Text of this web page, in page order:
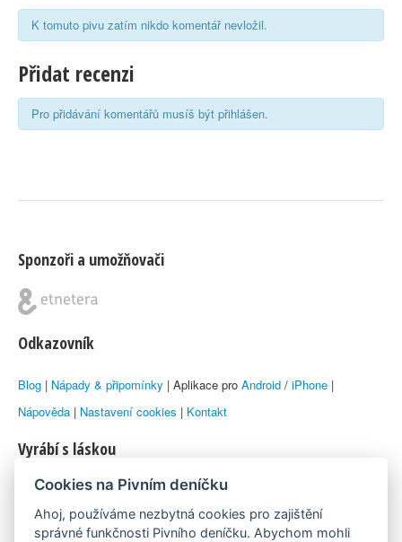
K tomuto pivu zatím nikdo komentář nevložil.
Přidat recenzi
Pro přidávání komentářů musíš být přihlášen.
Sponzoři a umožňovači
Odkazovník
Blog | Nápady & připomínky | Aplikace pro Android / iPhone |
Nápověda | Nastavení cookies | Kontakt
Vyrábí s láskou
© 2010–2026 byLukáš Zemanaka Emka
Máme rádi
Cookies na Pivním deníčku
Ahoj, používáme nezbytná cookies pro zajištění
správné funkčnosti Pivního deníčku. Abychom mohli